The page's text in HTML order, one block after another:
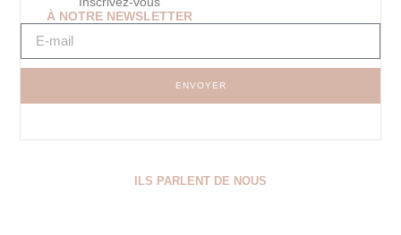
À NOTRE NEWSLETTER
ENVOYER
ILS PARLENT DE NOUS